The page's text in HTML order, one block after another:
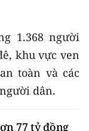
1.368 người
khu vực ven
toàn và các
dân.
77 tỷ đồng